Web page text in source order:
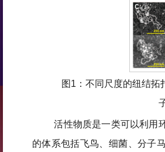
图1：不同尺度的纽结
活性物质是一类可以利用
的体系包括飞鸟、细菌、分子